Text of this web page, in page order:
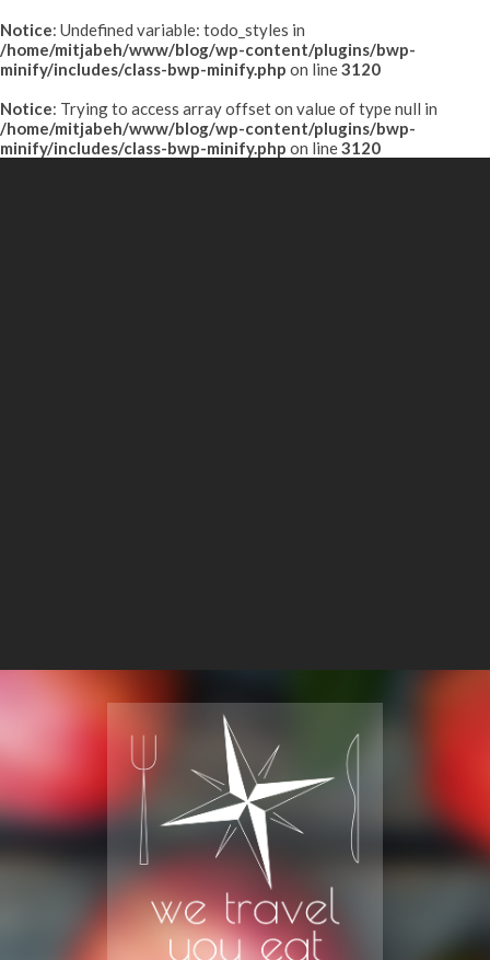
Notice: Undefined variable: todo_styles in
/home/mitjabeh/www/blog/wp-content/plugins/bwp-
minify/includes/class-bwp-minify.php on line3120
Notice: Trying to access array offset on value of type null in
/home/mitjabeh/www/blog/wp-content/plugins/bwp-
minify/includes/class-bwp-minify.php on line3120